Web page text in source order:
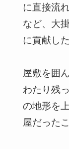
に直接流
など、大
に貢献し
屋敷を囲
わたり残
の地形を
屋だった